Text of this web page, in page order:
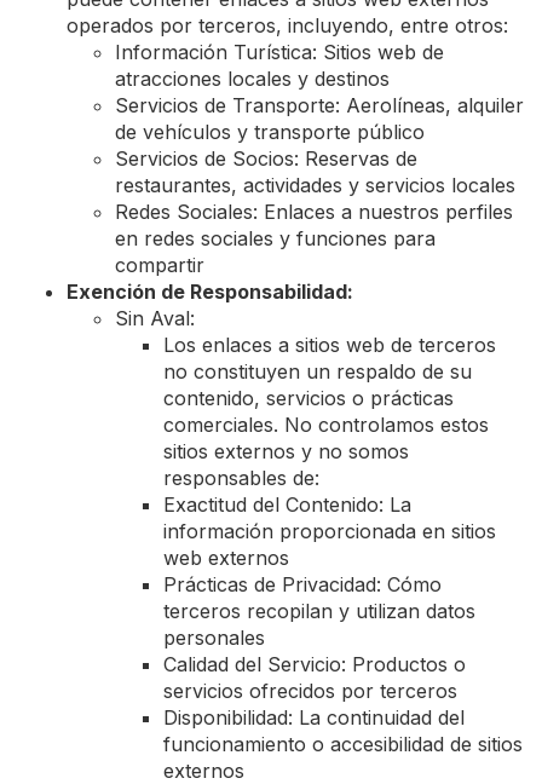
operados por terceros, incluyendo, entre otros:
Información Turística: Sitios web de
atracciones locales y destinos
Servicios de Transporte: Aerolíneas, alquiler
de vehículos y transporte público
Servicios de Socios: Reservas de
restaurantes, actividades y servicios locales
Redes Sociales: Enlaces a nuestros perfiles
en redes sociales y funciones para
compartir
Exención de Responsabilidad:
Sin Aval:
Los enlaces a sitios web de terceros
no constituyen un respaldo de su
contenido, servicios o prácticas
comerciales. No controlamos estos
sitios externos y no somos
responsables de:
Exactitud del Contenido: La
información proporcionada en sitios
web externos
Prácticas de Privacidad: Cómo
terceros recopilan y utilizan datos
personales
Calidad del Servicio: Productos o
servicios ofrecidos por terceros
Disponibilidad: La continuidad del
funcionamiento o accesibilidad de sitios
externos